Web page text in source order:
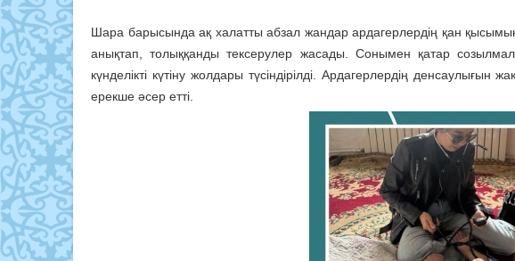
Шара барысында ақ халатты абзал жандар ардагерлердің қан
анықтап, толыққанды тексерулер жасады. Сонымен қатар
күнделікті күтіну жолдары түсіндірілді. Ардагерлердің денсаулығын
ерекше әсер етті.